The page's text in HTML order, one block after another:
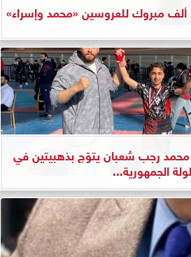
ألف مبروك للعروسين «محمد وإسراء»
رجب شعبان يتوّج بذهبيتين في
الجمهورية...